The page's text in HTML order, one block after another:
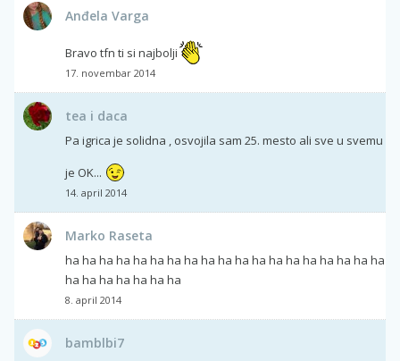
Anđela Varga
Bravo tfn ti si najbolji
17. novembar 2014
tea i daca
Pa igrica je solidna , osvojila sam 25. mesto ali sve u svemu
je OK...
14. april 2014
Marko Raseta
ha ha ha ha ha ha ha ha ha ha ha ha ha ha ha ha ha ha ha
ha ha ha ha ha ha ha
8. april 2014
bamblbi7